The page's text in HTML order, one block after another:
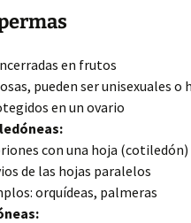
en frutos
pueden ser unisexuales
en un ovario
con una hoja (cotiledón)
de las hojas paralelos
orquídeas, palmeras